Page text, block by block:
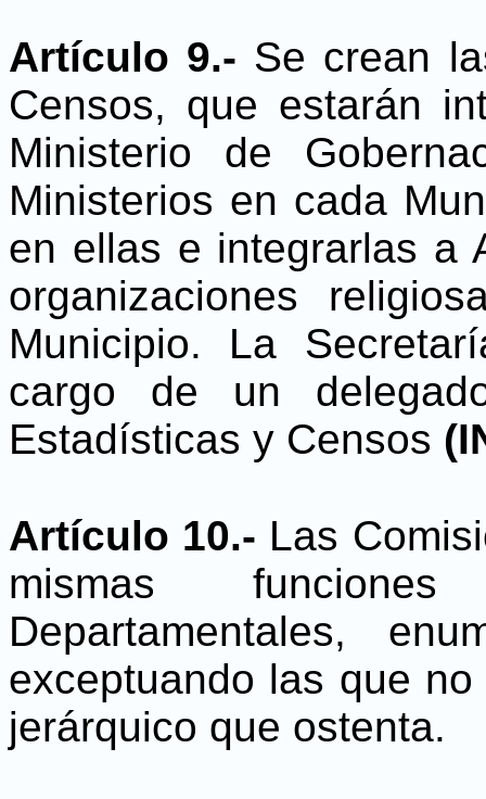
Artículo 9.- Se crean
Censos, que estarán
Ministerio de
Ministerios en cada
en ellas e integrarlas a
organizaciones
Municipio. La
cargo de un
Estadísticas y Censos
Artículo 10.- Las
mismas
Departamentales,
exceptuando las que
jerárquico que ostenta.